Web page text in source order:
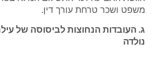
משפט ושכר טרחת עורך דין.
ג. העובדות הנחוצות לביסוסה של
נולדה